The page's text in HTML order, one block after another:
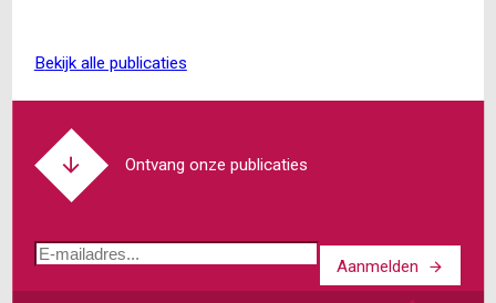
verlengen
kan
bekijk alle publicaties
Ontvang onze publicaties
E-
Aanmelden